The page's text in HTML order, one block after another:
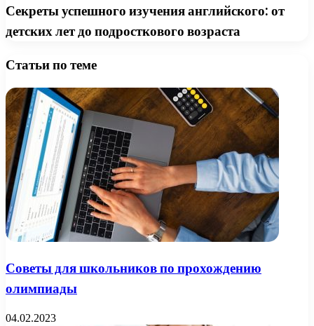
Секреты успешного изучения английского: от
детских лет до подросткового возраста
Статьи по теме
Советы для школьников по прохождению
олимпиады
04.02.2023